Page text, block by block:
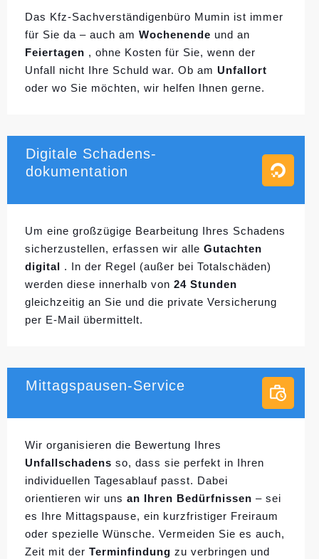
Das Kfz-Sachverständigenbüro Mumin ist immer
für Sie da – auch am Wochenende und an
Feiertagen , ohne Kosten für Sie, wenn der
Unfall nicht Ihre Schuld war. Ob am Unfallort
oder wo Sie möchten, wir helfen Ihnen gerne.
Digitale Schadens-
dokumentation
Um eine großzügige Bearbeitung Ihres Schadens
sicherzustellen, erfassen wir alle Gutachten
digital . In der Regel (außer bei Totalschäden)
werden diese innerhalb von 24 Stunden
gleichzeitig an Sie und die private Versicherung
per E-Mail übermittelt.
Mittagspausen-Service
Wir organisieren die Bewertung Ihres
Unfallschadens so, dass sie perfekt in Ihren
individuellen Tagesablauf passt. Dabei
orientieren wir uns an Ihren Bedürfnissen – sei
es Ihre Mittagspause, ein kurzfristiger Freiraum
oder spezielle Wünsche. Vermeiden Sie es auch,
Zeit mit der Terminfindung zu verbringen und